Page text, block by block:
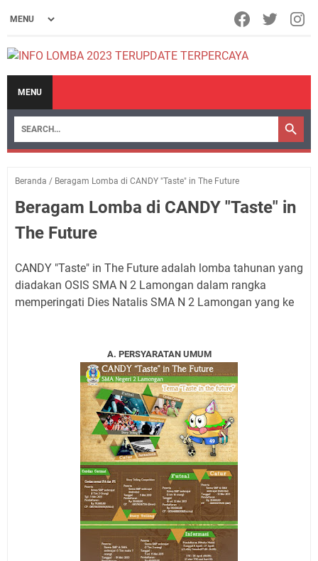
MENU
Beranda / Beragam Lomba di CANDY "Taste" in The Future
Beragam Lomba di CANDY "Taste" in
The Future
CANDY "Taste" in The Future adalah lomba tahunan yang
diadakan OSIS SMA N 2 Lamongan dalam rangka
memperingati Dies Natalis SMA N 2 Lamongan yang ke
A. PERSYARATAN UMUM